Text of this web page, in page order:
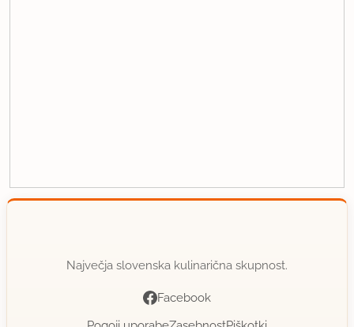
Največja slovenska kulinarična skupnost.
Facebook